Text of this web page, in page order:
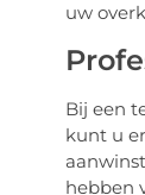
uw
Bij een
kunt u
hebben